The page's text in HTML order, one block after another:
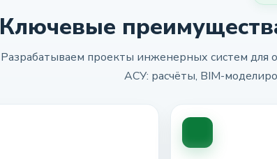
Ключевые
Разрабатываем проекты инженерных систем для
АСУ: расчёты, BIM-